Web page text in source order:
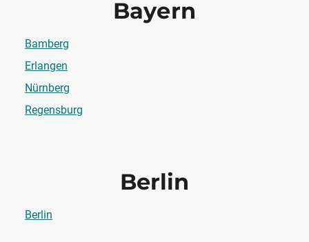
Bayern
Bamberg
Erlangen
Nürnberg
Regensburg
Berlin
Berlin